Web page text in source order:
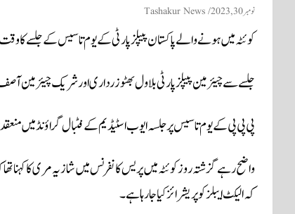
نومبر 30, 2023 Tashakur News
کوئٹہ میں ہونے والے پاکستان پیپلز پارٹی کے یوم تاسیس کے جلسے کا وقت تبدیل کر
جلسے سے چیئرمین پیپلز پارٹی بلاول بھٹو زرداری اور شریک
پی پی پی کے یوم تاسیس پر جلسہ ایوب اسٹیڈیم کے فٹبال گراؤنڈ میں
واضح رہے گزشتہ روز کوئٹہ میں پریس کانفرنس میں شازیہ مری کا
کہ الیکٹ ایبلز کو پریشرائز کیا جا رہا ہے۔